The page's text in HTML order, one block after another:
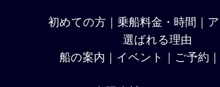
初めての方 ｜ 乗船料金・時間 ｜
選ばれる理由
船の案内 ｜ イベント ｜ ご予約 ｜